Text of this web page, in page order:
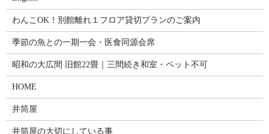
わんこOK！別館離れ１フロア貸切プランのご案内
季節の魚との一期一会・医食同源会席
昭和の大広間 旧館22畳｜三間続き和室・ペット不可
HOME
井筒屋
井筒屋の大切にしている事